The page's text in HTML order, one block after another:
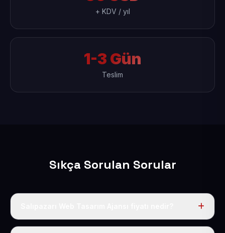
+ KDV / yıl
1-3 Gün
Teslim
Sıkça Sorulan Sorular
Tek fiyat uygulanır: yıllık 50 USD + KDV. Bu bedele alan